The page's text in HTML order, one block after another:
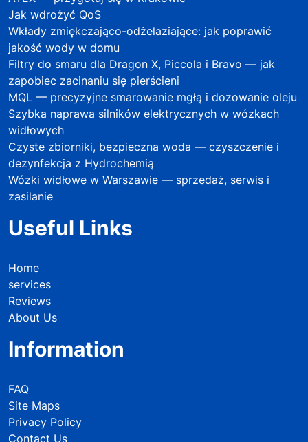
Jak wdrożyć QoS
Wkłady zmiękczająco-odżelaziające: jak poprawić
jakość wody w domu
Filtry do smaru dla Dragon X, Piccola i Bravo — jak
zapobiec zacinaniu się pierścieni
MQL — precyzyjne smarowanie mgłą i dozowanie oleju
Szybka naprawa silników elektrycznych w wózkach
widłowych
Czyste zbiorniki, bezpieczna woda — czyszczenie i
dezynfekcja z Hydrochemią
Wózki widłowe w Warszawie — sprzedaż, serwis i
zasilanie
Useful Links
Home
services
Reviews
About Us
Information
FAQ
Site Maps
Privacy Policy
Contact Us